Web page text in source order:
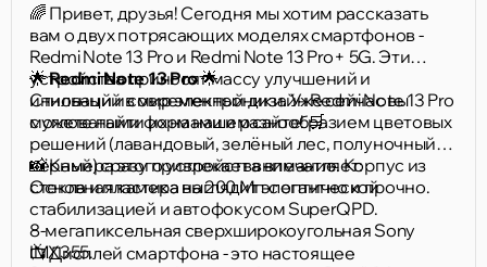
🌈 Привет, друзья! Сегодня мы хотим рассказать
вам о двух потрясающих моделях смартфонов -
Redmi Note 13 Pro и Redmi Note 13 Pro+ 5G. Эти
устройства приносят массу улучшений и
инноваций в мир электроники. Уже сейчас вы
можете найти их на нашем сайте! 🛒
🌟Redmi Note 13 Pro🌟
Стильный и современный дизайн Redmi Note 13 Pro
с угловатыми формами и разнообразием цветовых
решений (лавандовый, зелёный лес, полуночный
чёрный) сразу привлекает внимание. Корпус из
стекла и пластика выглядит элегантно и прочно.
📸 Камера этого устройства впечатляет:
Основная камера на 200 Мп с оптической
стабилизацией и автофокусом SuperQPD.
8-мегапиксельная сверхширокоугольная Sony
IMX355.
📺 Дисплей смартфона - это настоящее